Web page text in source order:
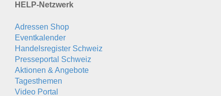
HELP-Netzwerk
Adressen Shop
Eventkalender
Handelsregister Schweiz
Presseportal Schweiz
Aktionen & Angebote
Tagesthemen
Video Portal